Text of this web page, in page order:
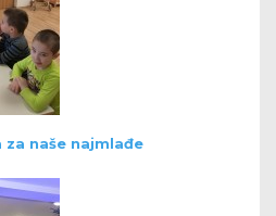
naše najmlađe